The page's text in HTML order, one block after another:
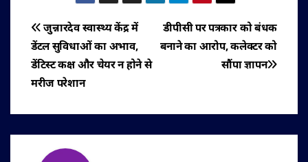
पोस्ट
नेविगेशन
डीपीसी पर पत्रकार को बंधक
बनाने का आरोप, कलेक्टर को
सौंपा ज्ञापन
जुन्नारदेव स्वास्थ्य केंद्र में
डेंटल सुविधाओं का अभाव,
डेंटिस्ट कक्ष और चेयर न होने से
मरीज परेशान